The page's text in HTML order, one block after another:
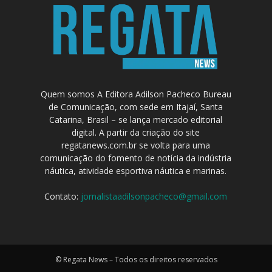
Quem somos A Editora Adilson Pacheco Bureau
de Comunicação, com sede em Itajaí, Santa
Catarina, Brasil – se lança mercado editorial
digital. A partir da criação do site
regatanews.com.br se volta para uma
comunicação do fomento de notícia da indústria
náutica, atividade esportiva náutica e marinas.
Contato: jornalistaadilsonpacheco@gmail.com
© Regata News – Todos os direitos reservados